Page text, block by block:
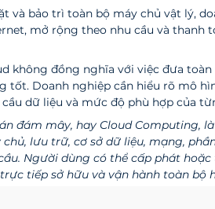
và bảo trì toàn bộ máy chủ vật lý,
mở rộng theo nhu cầu và thanh
không đồng nghĩa với việc đưa
tốt. Doanh nghiệp cần hiểu rõ mô
dữ liệu và mức độ phù hợp của
đám mây, hay Cloud Computing,
chủ, lưu trữ, cơ sở dữ liệu, mạng,
Người dùng có thể cấp phát
tiếp sở hữu và vận hành toàn bộ